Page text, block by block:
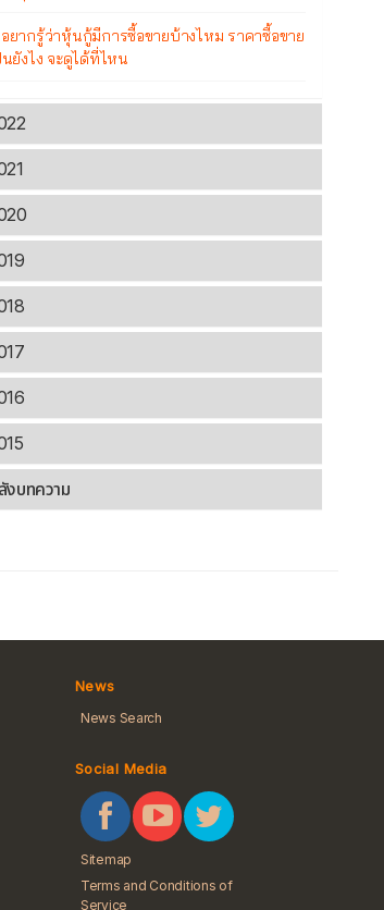
อยากรู้ว่าหุ้นกู้มีการซื้อขายบ้างไหม ราคาซื้อขาย
นยังไง จะดูได้ที่ไหน
งบทความ
News
News Search
Social Media
Sitemap
Terms and Conditions of
Service